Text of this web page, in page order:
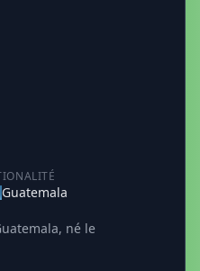
Guatemala
né le